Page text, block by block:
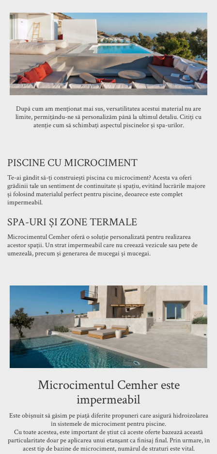
După cum am menționat mai sus, versatilitatea acestui material nu are
limite, permițându-ne să personalizăm până la ultimul detaliu. Citiți cu
atenție cum să schimbați aspectul piscinelor și spa-urilor.
PISCINE CU MICROCIMENT
Te-ai gândit să-ți construiești piscina cu microciment? Acesta va oferi
grădinii tale un sentiment de continuitate și spațiu, evitând lucrările majore
și folosind materialul perfect pentru piscine, deoarece este complet
impermeabil.
SPA-URI ȘI ZONE TERMALE
Microcimentul Cemher oferă o soluție personalizată pentru realizarea
acestor spații. Un strat impermeabil care nu creează vezicule sau pete de
umezeală, precum și generarea de mucegai și mucegai.
Microcimentul Cemher este
impermeabil
Este obișnuit să găsim pe piață diferite propuneri care asigură hidroizolarea
în sistemele de microciment pentru piscine.
Cu toate acestea, este important de știut că aceste oferte bazează această
particularitate doar pe aplicarea unui etanșant ca finisaj final. Prin urmare, în
acest tip de bazine de microciment, numărul de straturi este vital.